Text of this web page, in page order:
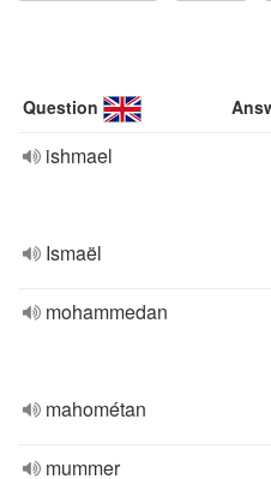
Question
ishmael
Ismaël
mohammedan
mahométan
mummer